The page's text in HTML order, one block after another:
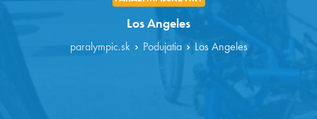
Los Angeles
paralympic.sk Podujatia Los Angeles